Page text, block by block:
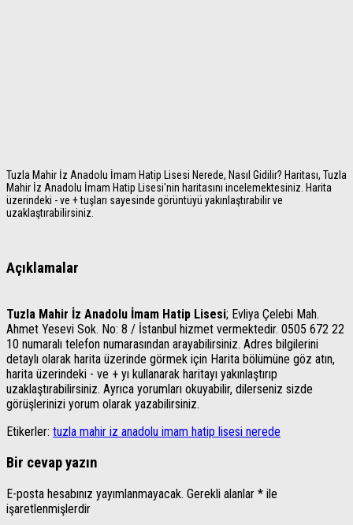
Tuzla Mahir İz Anadolu İmam Hatip Lisesi Nerede, Nasıl Gidilir? Haritası, Tuzla
Mahir İz Anadolu İmam Hatip Lisesi'nin haritasını incelemektesiniz. Harita
üzerindeki - ve + tuşları sayesinde görüntüyü yakınlaştırabilir ve
uzaklaştırabilirsiniz.
Açıklamalar
Tuzla Mahir İz Anadolu İmam Hatip Lisesi; Evliya Çelebi Mah.
Ahmet Yesevi Sok. No: 8 / İstanbul hizmet vermektedir. 0505 672 22
10 numaralı telefon numarasından arayabilirsiniz. Adres bilgilerini
detaylı olarak harita üzerinde görmek için Harita bölümüne göz atın,
harita üzerindeki - ve + yı kullanarak haritayı yakınlaştırıp
uzaklaştırabilirsiniz. Ayrıca yorumları okuyabilir, dilerseniz sizde
görüşlerinizi yorum olarak yazabilirsiniz.
Etikerler: tuzla mahir iz anadolu imam hatip lisesi nerede
Bir cevap yazın
E-posta hesabınız yayımlanmayacak. Gerekli alanlar * ile
işaretlenmişlerdir